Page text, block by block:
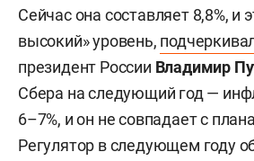
Сейчас она составляет 8,8%, и
высокий» уровень,
президент России Владимир
Сбера на следующий год —
6–7%, и он не совпадает с
Регулятор в следующем году